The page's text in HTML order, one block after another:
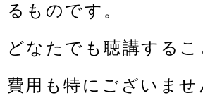
るものです。
どなたでも聴講する
費用も特にございま